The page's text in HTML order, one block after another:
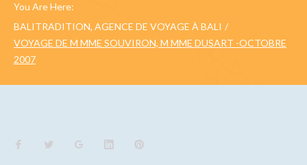
You Are Here:
BALITRADITION, AGENCE DE VOYAGE À BALI /
VOYAGE DE M MME SOUVIRON, M MME DUSART -OCTOBRE
2007